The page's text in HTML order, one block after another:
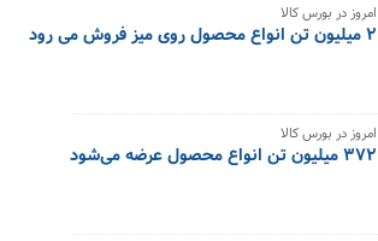
امروز در بورس کالا
۲ میلیون تن انواع محصول روی میز فروش می رود
امروز در بورس کالا
۳۷۲ میلیون تن انواع محصول عرضه می‌شود